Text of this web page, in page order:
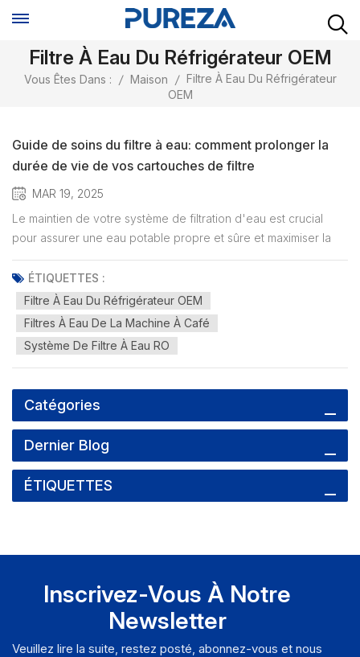
Filtre À Eau Du Réfrigérateur OEM
Vous Êtes Dans : / Maison / Filtre À Eau Du Réfrigérateur
OEM
Guide de soins du filtre à eau: comment prolonger la
durée de vie de vos cartouches de filtre
MAR 19, 2025
Le maintien de votre système de filtration d'eau est crucial
pour assurer une eau potable propre et sûre et maximiser la
durée de vie de votre filtre. Que vous soyez un commerçant
B2B, un fabricant OEM ou un grand supermarché
d'approvisionnement en filtres d'eau de haute qualité, la
compréhension de...
ÉTIQUETTES :
Filtre À Eau Du Réfrigérateur OEM
Filtres À Eau De La Machine À Café
Système De Filtre À Eau RO
Catégories
Dernier Blog
ÉTIQUETTES
Inscrivez-Vous À Notre
Newsletter
Veuillez lire la suite, restez posté, abonnez-vous et nous